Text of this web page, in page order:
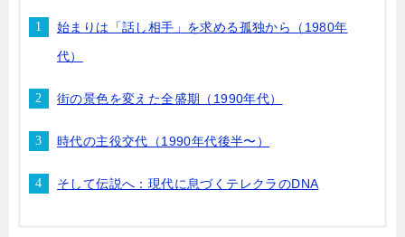
始まりは「話し相手」を求める孤独から（1980年
代）
街の景色を変えた全盛期（1990年代）
時代の主役交代（1990年代後半〜）
そして伝説へ：現代に息づくテレクラのDNA